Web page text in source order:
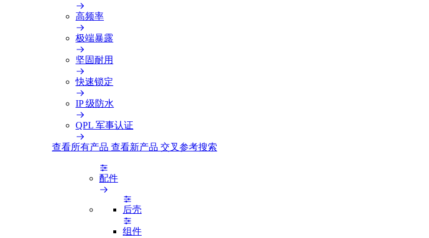
高频率
极端暴露
坚固耐用
快速锁定
IP 级防水
QPL 军事认证
查看所有产品 查看新产品 交叉参考搜索
配件
后壳
组件